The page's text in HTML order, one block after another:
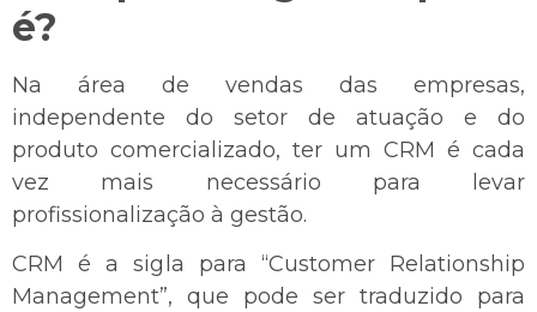
é?
Na área de vendas das empresas,
independente do setor de atuação e do
produto comercializado, ter um CRM é cada
vez mais necessário para levar
profissionalização à gestão.
CRM é a sigla para “Customer Relationship
Management”, que pode ser traduzido para